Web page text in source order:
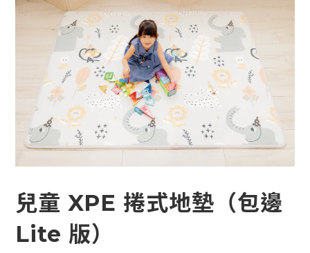
兒童 XPE 捲式地墊（包邊
Lite 版）